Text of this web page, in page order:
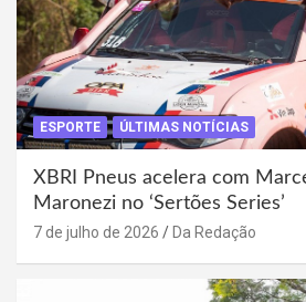
ESPORTE ÚLTIMAS NOTÍCIAS
XBRI Pneus acelera com
Maronezi no ‘Sertões Series’
7 de julho de 2026 Da Redação